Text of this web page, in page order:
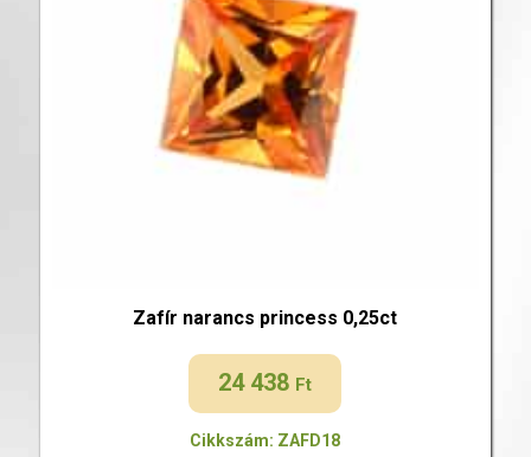
Zafír narancs princess 0,25ct
24 438 Ft
Cikkszám: ZAFD18